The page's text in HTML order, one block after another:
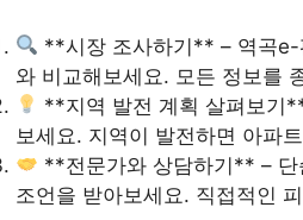
**시장 조사하기** – 역곡e-
와 비교해보세요. 모든 정보를
**지역 발전 계획 살펴보기
보세요. 지역이 발전하면 아파
**전문가와 상담하기** – 단
조언을 받아보세요. 직접적인